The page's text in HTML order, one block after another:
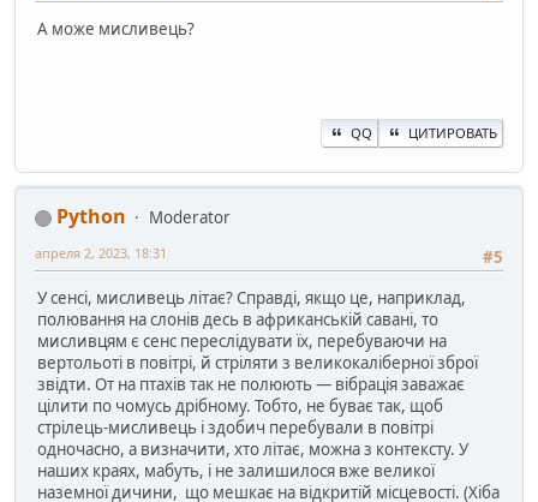
А може мисливець?
QQ ЦИТИРОВАТЬ
Python
Moderator
#5
апреля 2, 2023, 18:31
У сенсі, мисливець літає? Справді, якщо це, наприклад,
полювання на слонів десь в африканській савані, то
мисливцям є сенс переслідувати їх, перебуваючи на
вертольоті в повітрі, й стріляти з великокаліберної зброї
звідти. От на птахів так не полюють — вібрація заважає
цілити по чомусь дрібному. Тобто, не буває так, щоб
стрілець-мисливець і здобич перебували в повітрі
одночасно, а визначити, хто літає, можна з контексту. У
наших краях, мабуть, і не залишилося вже великої
наземної дичини, що мешкає на відкритій місцевості. (Хіба